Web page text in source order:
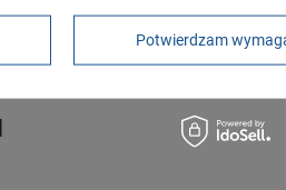
Potwierdzam